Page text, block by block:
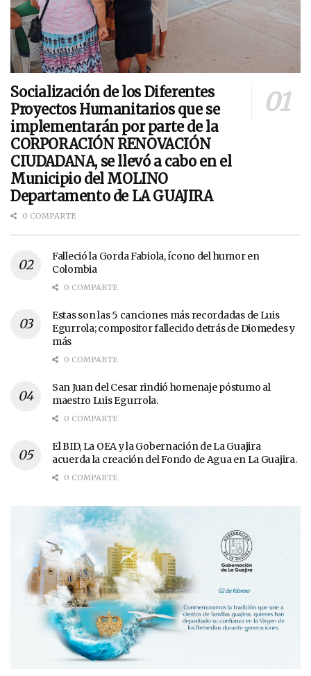
Socialización de los Diferentes
Proyectos Humanitarios que se
implementarán por parte de la
CORPORACIÓN RENOVACIÓN
CIUDADANA, se llevó a cabo en el
Municipio del MOLINO
Departamento de LA GUAJIRA
0 COMPARTE
Falleció la Gorda Fabiola, ícono del humor en
Colombia
0 COMPARTE
Estas son las 5 canciones más recordadas de Luis
Egurrola; compositor fallecido detrás de Diomedes y
más
0 COMPARTE
San Juan del Cesar rindió homenaje póstumo al
maestro Luis Egurrola.
0 COMPARTE
El BID, La OEA y la Gobernación de La Guajira
acuerda la creación del Fondo de Agua en La Guajira.
0 COMPARTE